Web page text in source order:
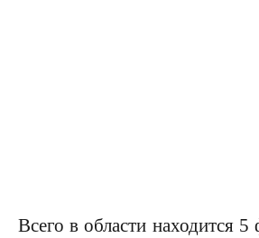
Всего в области находится